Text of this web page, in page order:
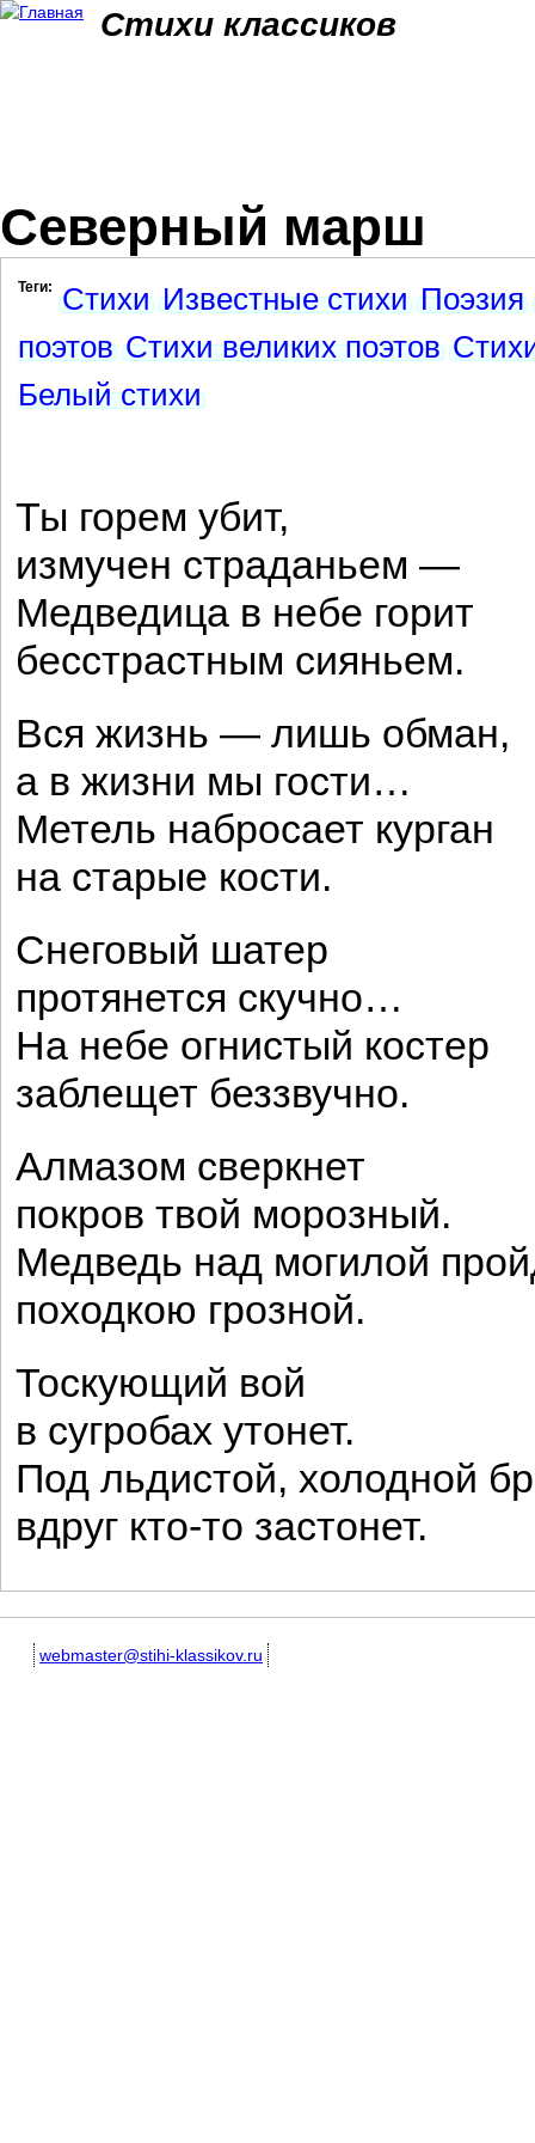
Стихи классиков
Северный марш
Теги: Стихи Известные стихи Поэзия
поэтов Стихи великих поэтов
Белый стихи
Ты горем убит,
измучен страданьем —
Медведица в небе горит
бесстрастным сияньем.
Вся жизнь — лишь обман,
а в жизни мы гости…
Метель набросает курган
на старые кости.
Снеговый шатер
протянется скучно…
На небе огнистый костер
заблещет беззвучно.
Алмазом сверкнет
покров твой морозный.
Медведь над могилой
походкою грозной.
Тоскующий вой
в сугробах утонет.
Под льдистой, холодной
вдруг кто-то застонет.
webmaster@stihi-klassikov.ru